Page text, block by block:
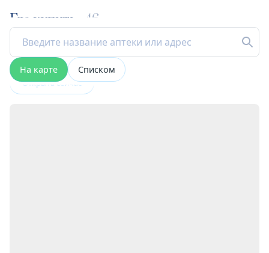
Где купить 46
На карте Списком
Открыта сейчас